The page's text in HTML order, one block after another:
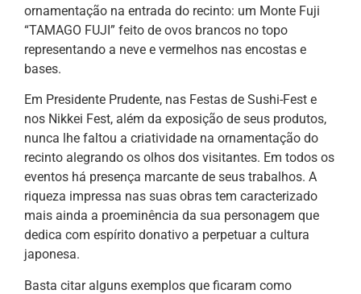
ornamentação na entrada do recinto: um Monte Fuji
“TAMAGO FUJI” feito de ovos brancos no topo
representando a neve e vermelhos nas encostas e
bases.
Em Presidente Prudente, nas Festas de Sushi-Fest e
nos Nikkei Fest, além da exposição de seus produtos,
nunca lhe faltou a criatividade na ornamentação do
recinto alegrando os olhos dos visitantes. Em todos os
eventos há presença marcante de seus trabalhos. A
riqueza impressa nas suas obras tem caracterizado
mais ainda a proeminência da sua personagem que
dedica com espírito donativo a perpetuar a cultura
japonesa.
Basta citar alguns exemplos que ficaram como